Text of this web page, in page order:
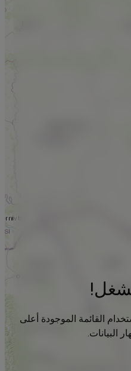
القائمة الموجودة أعلى
البيانات.